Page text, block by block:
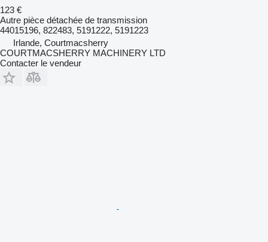
123 €
Autre pièce détachée de transmission
44015196, 822483, 5191222, 5191223
Irlande, Courtmacsherry
COURTMACSHERRY MACHINERY LTD
Contacter le vendeur